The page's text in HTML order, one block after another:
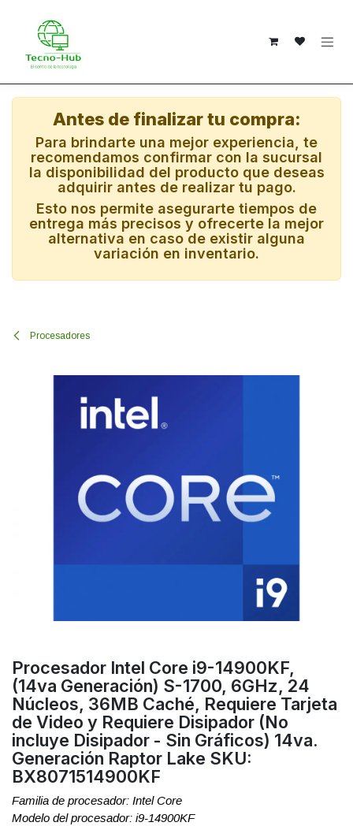
Antes de finalizar tu compra:
Para brindarte una mejor experiencia, te
recomendamos confirmar con la sucursal
la disponibilidad del producto que deseas
adquirir antes de realizar tu pago.
Esto nos permite asegurarte tiempos de
entrega más precisos y ofrecerte la mejor
alternativa en caso de existir alguna
variación en inventario.
Procesadores
Procesador Intel Core i9-14900KF,
(14va Generación) S-1700, 6GHz, 24
Núcleos, 36MB Caché, Requiere Tarjeta
de Video y Requiere Disipador (No
incluye Disipador - Sin Gráficos) 14va.
Generación Raptor Lake SKU:
BX8071514900KF
Familia de procesador: Intel Core
Modelo del procesador: i9-14900KF